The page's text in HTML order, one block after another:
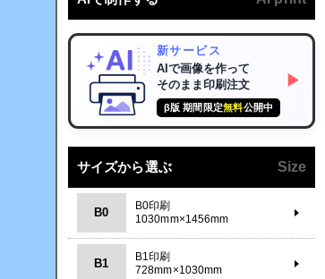
新サービス
AIで画像を作って
そのまま印刷注文
β版 期間限定無料公開中
▶
サイズから選ぶ Size
B0
B0印刷
1030mm×1456mm
B1
B1印刷
728mm×1030mm